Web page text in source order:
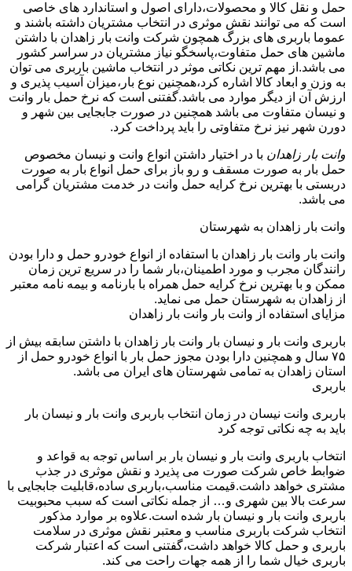
حمل و نقل کالا و محصولات،دارای اصول و استاندارد های خاصی
است که می توانند نقش موثری در انتخاب مشتریان داشته باشند و
عموما باربری های بزرگ همچون شرکت وانت بار زاهدان با داشتن
ماشین های حمل متفاوت،پاسخگو نیاز مشتریان در سراسر کشور
می باشد.از مهم ترین نکاتی موثر در انتخاب ماشین باربری می توان
به وزن و ابعاد کالا اشاره کرد،همچنین نوع بار،میزان آسیب پذیری و
ارزش آن از دیگر موارد می باشد.گفتنی است که نرخ حمل بار وانت
و نیسان متفاوت می باشد همچنین در صورت جابجایی بین شهر و
دورن شهر نیز نرخ متفاوتی را باید پرداخت کرد.
وانت بار زاهدان با در اختیار داشتن انواع وانت و نیسان مخصوص
حمل بار به صورت مسقف و رو باز برای حمل انواع بار به صورت
دربستی با بهترین نرخ کرایه حمل وانت در خدمت مشتریان گرامی
می باشد.
وانت بار زاهدان به شهرستان
وانت بار وانت بار زاهدان با استفاده از انواع خودرو حمل و دارا بودن
رانندگان مجرب و مورد اطمینان،بار شما را در سریع ترین زمان
ممکن و با بهترین نرخ کرایه حمل همراه با بارنامه و بیمه نامه معتبر
از زاهدان به شهرستان حمل می نماید.
مزایای استفاده از وانت بار وانت بار زاهدان
باربری وانت بار و نیسان بار وانت بار زاهدان با داشتن سابقه بیش از
۷۵ سال و همچنین دارا بودن مجوز حمل بار با انواع خودرو حمل از
استان زاهدان به تمامی شهرستان های ایران می باشد.
باربری
باربری وانت نیسان در زمان انتخاب باربری وانت بار و نیسان بار
باید به چه نکاتی توجه کرد
انتخاب باربری وانت بار و نیسان بار بر اساس توجه به قواعد و
ضوابط خاص شرکت صورت می پذیرد و نقش موثری در جذب
مشتری خواهد داشت.قیمت مناسب،باربری ساده،قابلیت جابجایی با
سرعت بالا بین شهری و… از جمله نکاتی است که سبب محبوبیت
باربری وانت بار و نیسان بار شده است.علاوه بر موارد مذکور
انتخاب شرکت باربری مناسب و معتبر نقش موثری در سلامت
باربری و حمل کالا خواهد داشت،گفتنی است که اعتبار شرکت
باربری خیال شما را از همه جهات راحت می کند.